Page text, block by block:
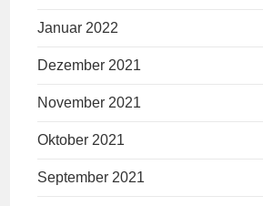
Januar 2022
Dezember 2021
November 2021
Oktober 2021
September 2021